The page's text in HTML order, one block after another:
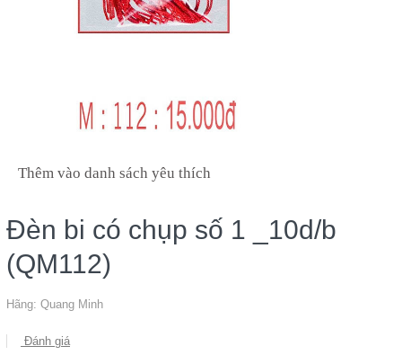
Thêm vào danh sách yêu thích
Đèn bi có chụp số 1 _10d/b
(QM112)
Hãng: Quang Minh
Đánh giá